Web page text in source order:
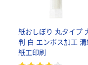
紙おしぼり 丸タイプ
判 白 エンボス加工 溝
紙工印刷